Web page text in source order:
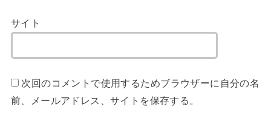
サイト
次回のコメントで使用するためブラウザーに自分の名
前、メールアドレス、サイトを保存する。